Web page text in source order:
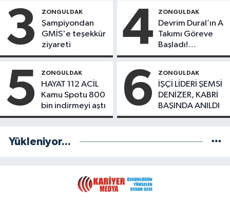
Başladı
3 ZONGULDAK
Şampiyondan
GMİS'e teşekkür
ziyareti
4 ZONGULDAK
Devrim Dural’ın A
Takımı Göreve
Başladı!
Yönetimde
5 ZONGULDAK
HAYAT 112 ACİL
Kamu Spotu 800
bin indirmeyi aştı
6 ZONGULDAK
İŞÇİ LİDERİ ŞEMSİ
DENİZER, KABRİ
BAŞINDA ANILDI
Yükleniyor...